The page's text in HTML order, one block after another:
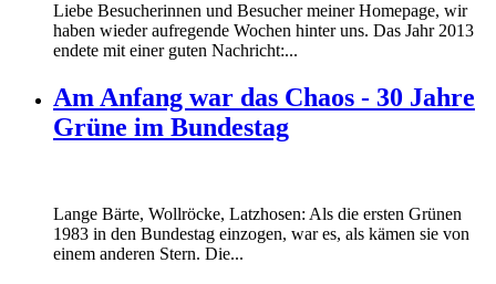
Liebe Besucherinnen und Besucher meiner Homepage, wir
haben wieder aufregende Wochen hinter uns. Das Jahr 2013
endete mit einer guten Nachricht:...
Am Anfang war das Chaos - 30 Jahre
Grüne im Bundestag
Lange Bärte, Wollröcke, Latzhosen: Als die ersten Grünen
1983 in den Bundestag einzogen, war es, als kämen sie von
einem anderen Stern. Die...